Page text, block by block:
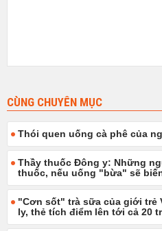
CÙNG CHUYÊN MỤC
Thói quen uống cà phê của
Thầy thuốc Đông y: Những
thuốc, nếu uống "bừa" sẽ
"Cơn sốt" trà sữa của giới trẻ
ly, thẻ tích điểm lên tới cả 20